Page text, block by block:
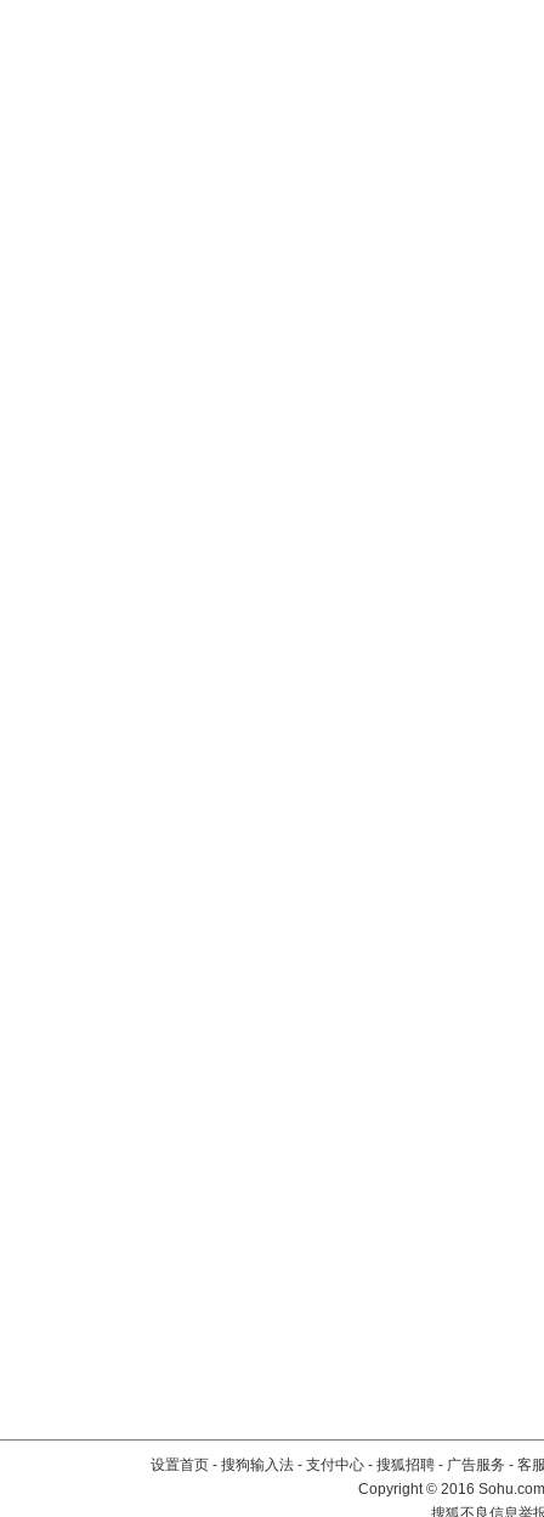
设置首页 - 搜狗输入法 - 支付中心 - 搜狐招聘 - 广告服务 - 客
Copyright©2016
搜狐不良信息举